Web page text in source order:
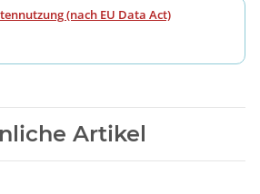
(nach EU Data Act)
Artikel